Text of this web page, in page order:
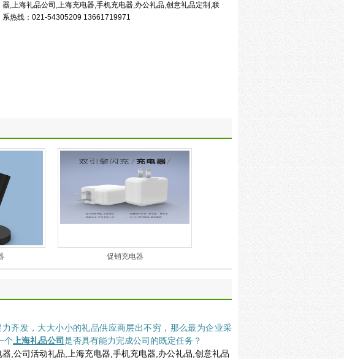
器,上海礼品公司,上海充电器,手机充电器,办公礼品,创意礼品定制,联
系热线：021-54305209 13661719971
促销充电器
齐发，大大小小的礼品供应商层出不穷，那么最为企业采
个上海礼品公司 是否具有能力完成公司的既定任务？
,公司活动礼品,上海充电器,手机充电器,办公礼品,创意礼品